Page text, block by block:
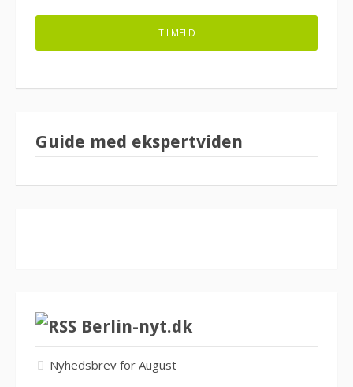
Guide med ekspertviden
Berlin-nyt.dk
Nyhedsbrev for August